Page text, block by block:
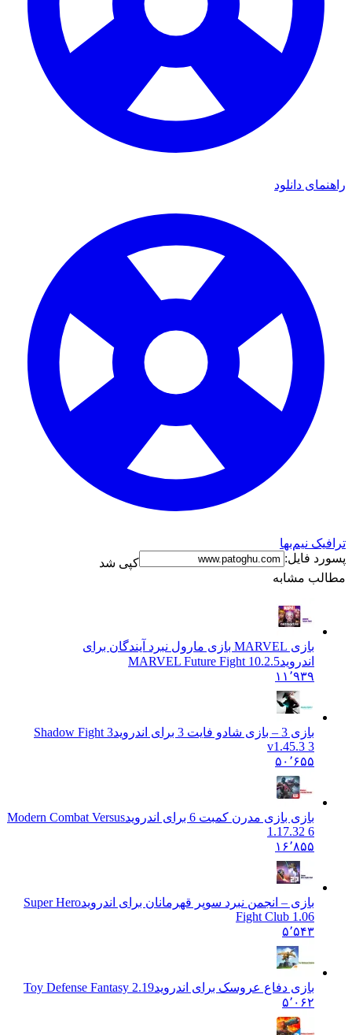
راهنمای دانلود
ترافیک نیم‌بها
پسورد فایل:
کپی شد
مطالب مشابه
بازی MARVEL بازی مارول نبرد آیندگان برای
اندرویدMARVEL Future Fight 10.2.5
۱۱٬۹۳۹
بازی 3 – بازی شادو فایت 3 برای اندروید
Shadow Fight 3
v1.45.3 3
۵۰٬۶۵۵
بازی بازی مدرن کمبت 6 برای اندروید
Modern Combat Versus
1.17.32 6
۱۶٬۸۵۵
بازی – انجمن نبرد سوپر قهرمانان برای اندرویدSuper Hero
Fight Club 1.06
۵٬۵۴۳
بازی دفاع عروسک برای اندرویدToy Defense Fantasy 2.19
۵٬۰۶۲